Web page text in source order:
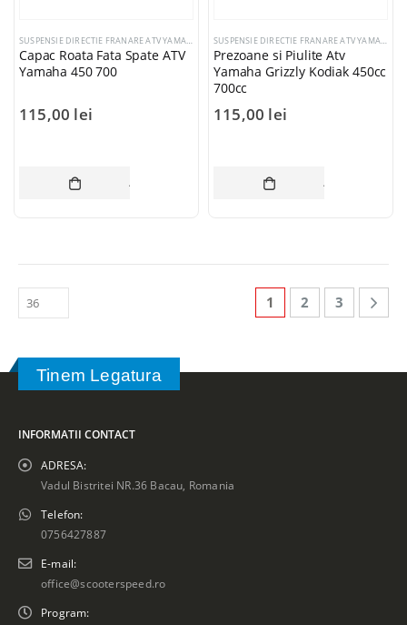
SUSPENSIE DIRECTIE FRANARE ATV YAMAHA
Capac Roata Fata Spate ATV
Yamaha 450 700
115,00 lei
ADAUGĂ ÎN COȘ
SUSPENSIE DIRECTIE FRANARE ATV YAMAHA
Prezoane si Piulite Atv
Yamaha Grizzly Kodiak 450cc
700cc
115,00 lei
ADAUGĂ ÎN COȘ
1 2 3
Tinem Legatura
INFORMATII CONTACT
ADRESA:
Vadul Bistritei NR.36 Bacau, Romania
Telefon:
0756427887
E-mail:
office@scooterspeed.ro
Program: